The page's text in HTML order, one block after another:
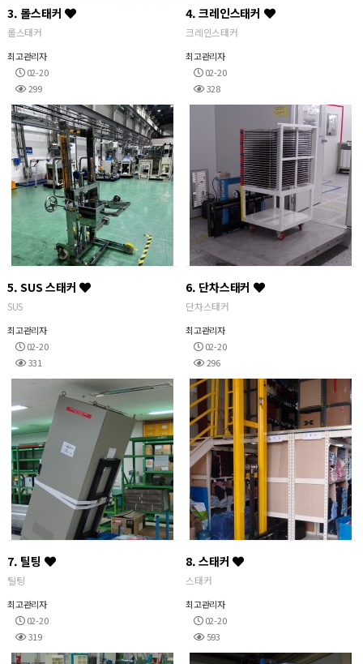
3. 롤스태커
롤스태커
최고관리자
02-20
299
4. 크레인스태커
크레인스태커
최고관리자
02-20
328
5. SUS 스태커
SUS
최고관리자
02-20
331
6. 단차스태커
단차스태커
최고관리자
02-20
296
7. 틸팅
틸팅
최고관리자
02-20
319
8. 스태커
스태커
최고관리자
02-20
593